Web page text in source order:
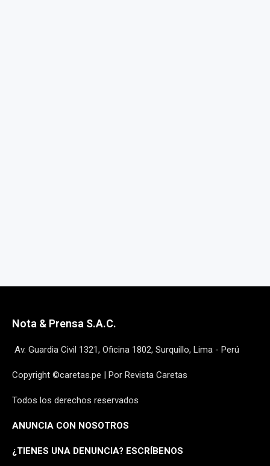
Nota & Prensa S.A.C.
Av. Guardia Civil 1321, Oficina 1802, Surquillo, Lima - Perú
Copyright ©caretas.pe | Por Revista Caretas
Todos los derechos reservados
ANUNCIA CON NOSOTROS
¿TIENES UNA DENUNCIA? ESCRÍBENOS